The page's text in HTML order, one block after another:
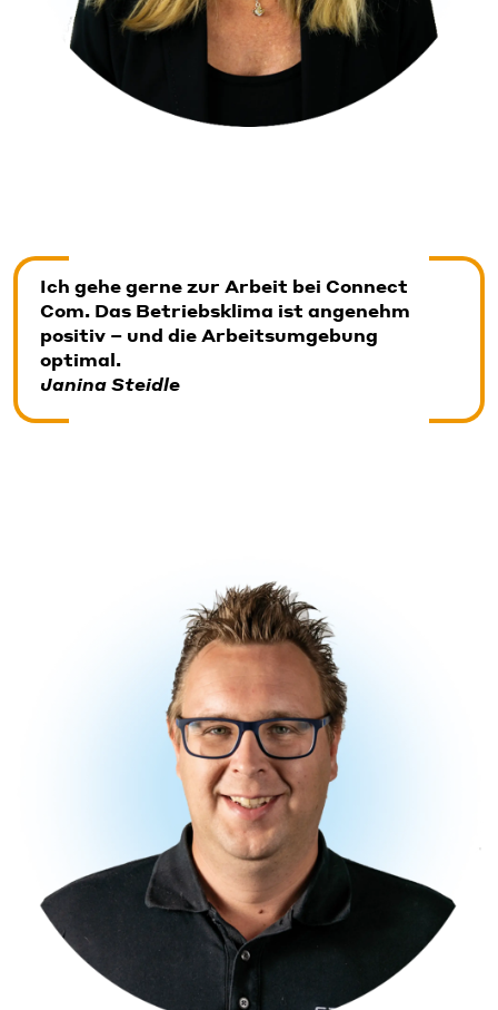
Ich gehe gerne zur Arbeit bei Connect
Com. Das Betriebsklima ist angenehm
positiv – und die Arbeitsumgebung
optimal.
Janina Steidle